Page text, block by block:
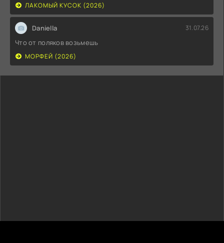
ЛАКОМЫЙ КУСОК (2026)
Daniella 31.07.26
Что от поляков возьмешь
МОРФЕЙ (2026)